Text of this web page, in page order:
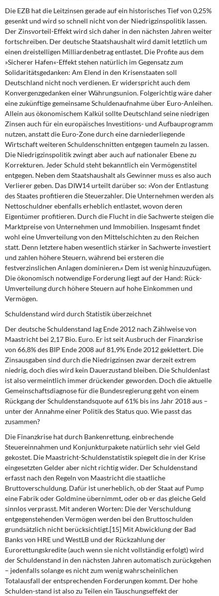
Die EZB hat die Leitzinsen gerade auf ein historisches Tief von 0,25%
gesenkt und wird so schnell nicht von der Niedrigzinspolitik lassen.
Der Zinsvorteil-Effekt wird sich daher in den nächsten Jahren weiter
fortschreiben. Der deutsche Staatshaushalt wird damit letztlich um
einen dreistelligen Milliardenbetrag entlastet. Die Profite aus dem
»Sicherer Hafen«-Effekt stehen natürlich im Gegensatz zum
Solidaritätsgedanken: Am Elend in den Krisenstaaten soll
Deutschland nicht noch verdienen. Er widerspricht auch dem
Konvergenzgedanken einer Währungsunion. Folgerichtig wäre daher
eine zukünftige gemeinsame Schuldenaufnahme über Euro-Anleihen.
Allein aus ökonomischem Kalkül sollte Deutschland seine niedrigen
Zinsen auch für ein europäisches Investitions- und Aufbauprogramm
nutzen, anstatt die Euro-Zone durch eine darniederliegende
Wirtschaft weiteren Schuldenschnitten entgegen taumeln zu lassen.
Die Niedrigzinspolitik zwingt aber auch auf nationaler Ebene zu
Korrekturen. Jeder Schuld steht bekanntlich ein Vermögenstitel
entgegen. Neben dem Staatshaushalt als Gewinner muss es also auch
Verlierer geben. Das DIW14 urteilt darüber so: »Von der Entlastung
des Staates profitieren die Steuerzahler. Die Unternehmen werden als
Nettoschuldner ebenfalls erheblich entlastet, wovon deren
Eigentümer profitieren. Durch die Flucht in die Sachwerte steigen die
Marktpreise von Unternehmen und Immobilien. Insgesamt findet
wohl eine Umverteilung von den Mittelschichten zu den Reichen
statt. Denn letztere haben wesentlich stärker in Sachwerte investiert
und zahlen höhere Steuern, während bei ersteren die
festverzinslichen Anlagen dominieren.« Dem ist wenig hinzuzufügen.
Die ökonomisch notwendige Forderung liegt auf der Hand: Rück-
Umverteilung durch höhere Steuern auf hohe Einkommen und
Vermögen.
Schuldenstand wird durch Statistik überzeichnet
Der deutsche Schuldenstand lag Ende 2012 nach Zählweise von
Maastricht bei 2,17 Bio. Euro. Er ist seit Ausbruch der Finanzkrise
von 66,8% des BIP Ende 2008 auf 81,9% Ende 2012 geklettert. Die
Zinsausgaben sind durch die Niedrigzinsen zwar derzeit extrem
niedrig, doch dies wird kein Dauerzustand bleiben. Die Schuldenlast
ist also vermeintlich immer drückender geworden. Doch die aktuelle
Gemeinschaftsdiagnose für die Bundesregierung geht von einem
Rückgang der Schuldenstandsquote auf 61% bis ins Jahr 2018 aus –
unter der Annahme einer Politik des Status quo. Wie passt das
zusammen?
Die Finanzkrise hat durch Bankenrettung, einbrechende
Steuereinnahmen und Konjunkturpakete natürlich sehr viel Geld
gekostet. Die Maastricht-Schuldenstatistik spiegelt die in der Krise
eingesetzten Gelder aber nicht richtig wider. Der Schuldenstand
erfasst nach den Regeln von Maastricht die staatliche
Bruttoverschuldung. Dafür ist unerheblich, ob der Staat auf Pump
eine Fabrik oder Goldmine übernimmt, oder ob er das gleiche Geld
sinnlos verprasst. Mit anderen Worten: Die der Verschuldung
entgegenstehenden Vermögen werden bei den Bruttoschulden
grundsätzlich nicht berücksichtigt.[15] Mit Abwicklung der Bad
Banks von HRE und WestLB und der Rückzahlung der
Eurorettungskredite (auch wenn sie nicht vollständig erfolgt) wird
der Schuldenstand in den nächsten Jahren automatisch zurückgehen
– jedenfalls solange es nicht zum wenig wahrscheinlichen
Totalausfall der entsprechenden Forderungen kommt. Der hohe
Schulden-stand ist also zu Teilen ein Täuschungseffekt der